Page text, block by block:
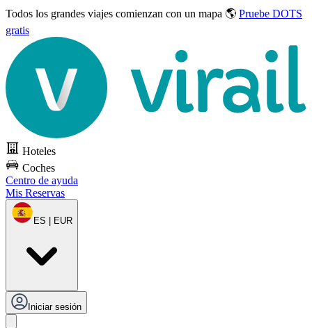
Todos los grandes viajes comienzan con un mapa 🌎 Pruebe DOTS
gratis
Hoteles
Coches
Centro de ayuda
Mis Reservas
ES | EUR
Iniciar sesión